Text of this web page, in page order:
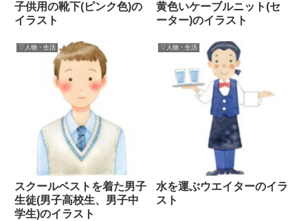
子供用の靴下(ピンク色)の
イラスト
黄色いケーブルニット(セ
ーター)のイラスト
▽人物・生活
スクールベストを着た男子
生徒(男子高校生、男子中
学生)のイラスト
▽人物・生活
水を運ぶウエイターのイラ
スト